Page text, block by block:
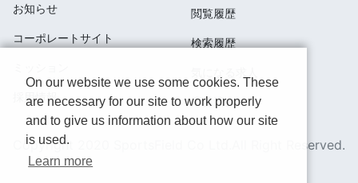
お知らせ
コーポレートサイト
採用情報
閲覧履歴
検索履歴
応募済み
Copyright 2020 SportsField Co Ltd.All Right Reserved.
On our website we use some cookies. These
are necessary for our site to work properly
and to give us information about how our site
is used.
Learn more